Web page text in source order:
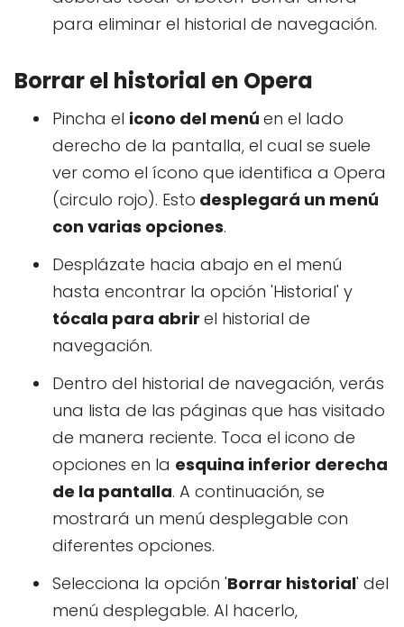
para eliminar el historial de navegación.
Borrar el historial en Opera
Pincha el icono del menú en el lado
derecho de la pantalla, el cual se suele
ver como el ícono que identifica a Opera
(circulo rojo). Esto desplegará un menú
con varias opciones.
Desplázate hacia abajo en el menú
hasta encontrar la opción 'Historial' y
tócala para abrir el historial de
navegación.
Dentro del historial de navegación, verás
una lista de las páginas que has visitado
de manera reciente. Toca el icono de
opciones en la esquina inferior derecha
de la pantalla. A continuación, se
mostrará un menú desplegable con
diferentes opciones.
Selecciona la opción 'Borrar historial' del
menú desplegable. Al hacerlo,